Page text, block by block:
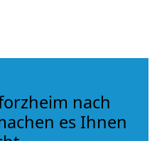
nach
es Ihnen